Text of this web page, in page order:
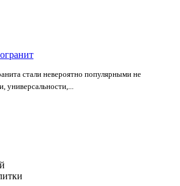
стали невероятно популярными не
универсальности,...